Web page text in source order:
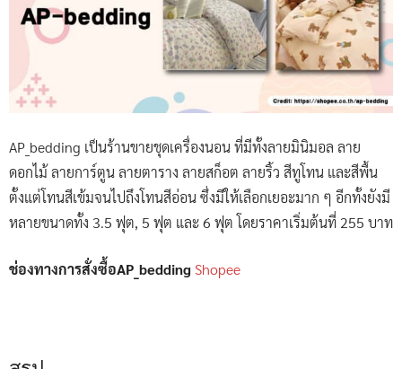
AP_bedding เป็นร้านขายชุดเครื่องนอน ที่มีทั้งลายมินิมอล ลาย
ดอกไม้ ลายการ์ตูน ลายตาราง ลายสก็อต ลายริ้ว สีทูโทน และสีพื้น
ตั้งแต่โทนสีเข้มจนไปถึงโทนสีอ่อน ซึ่งมีให้เลือกเยอะมาก ๆ อีกทั้งยังมี
หลายขนาดทั้ง 3.5 ฟุต, 5 ฟุต และ 6 ฟุต โดยราคาเริ่มต้นที่ 255 บาท
ช่องทางการสั่งซื้อAP_bedding Shopee